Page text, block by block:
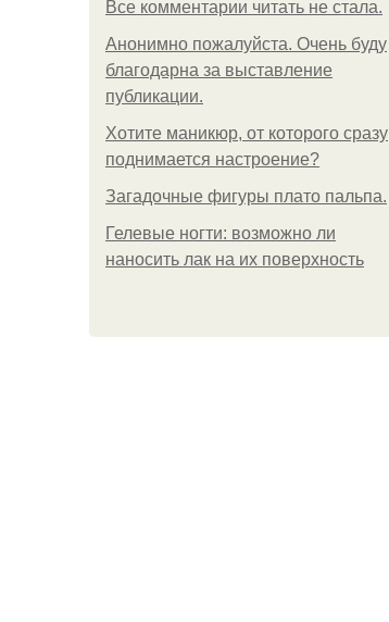
Все комментарии читать не стала.
Анонимно пожалуйста. Очень буду
благодарна за выставление
публикации.
Хотите маникюр, от которого сразу
поднимается настроение?
Загадочные фигуры плато пальпа.
Гелевые ногти: возможно ли
наносить лак на их поверхность